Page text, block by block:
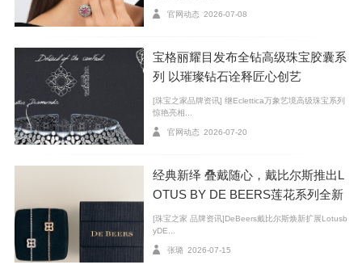
奶油钻内含大片云状物，看起来雾蒙蒙的
预防买到奶油钻最重要的一步就是要
官网动态 2026-07-08
宝格丽耀目发布全钻高级珠宝胶囊系
列 以璀璨钻石诠释匠心创艺
[珠宝之家品牌资讯] 继Eclettica万象艺境高级珠宝系列
惊艳亮相...
官网动态 2026-07-20
经典新绎 叠戴随心，戴比尔斯推出L
OTUS BY DE BEERS莲花系列全新
臻作
[珠宝之家 品牌资讯]DeBeers戴比尔斯焕新扩展Lotusb
yDE...
张璐 2026-07-15